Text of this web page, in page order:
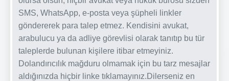
SMS, WhatsApp, e-posta veya şüpheli linkler
göndererek para talep etmez. Kendisini avukat,
arabulucu ya da adliye görevlisi olarak tanıtıp bu tür
taleplerde bulunan kişilere itibar etmeyiniz.
Dolandırıcılık mağduru olmamak için bu tarz mesajlar
aldığınızda hiçbir linke tıklamayınız.Dilerseniz en